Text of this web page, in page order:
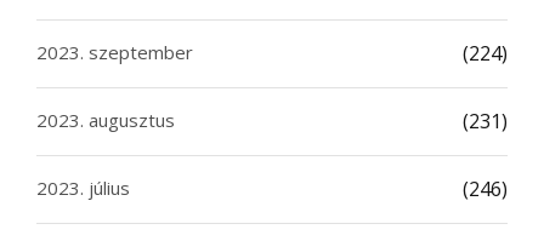
2023. szeptember (224)
2023. augusztus (231)
2023. július (246)